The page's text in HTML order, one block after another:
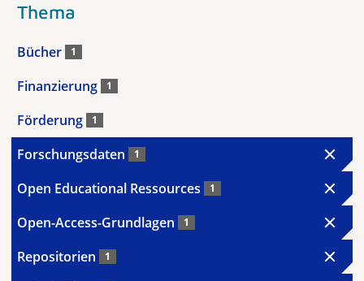
Thema
Bücher 1
Finanzierung 1
Förderung 1
Forschungsdaten 1
Open Educational Ressources 1
Open-Access-Grundlagen 1
Repositorien 1